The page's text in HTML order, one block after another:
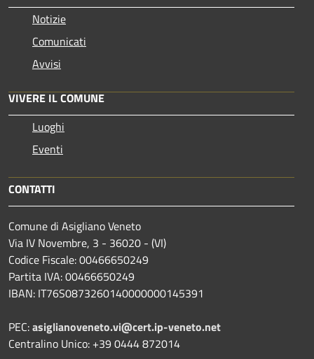
Notizie
Comunicati
Avvisi
VIVERE IL COMUNE
Luoghi
Eventi
CONTATTI
Comune di Asigliano Veneto
Via IV Novembre, 3 - 36020 - (VI)
Codice Fiscale: 00466650249
Partita IVA: 00466650249
IBAN: IT76S0873260140000000145391
PEC:asiglianoveneto.vi@cert.ip-veneto.net
Centralino Unico: +39 0444 872014